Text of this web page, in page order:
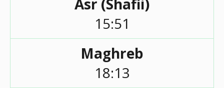
Asr (Shafii)
15:51
Maghreb
18:13